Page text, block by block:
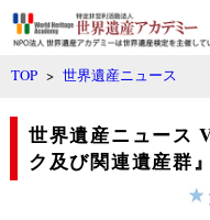
TOP >世界遺産ニュース
世界遺産ニュース
ク及び関連遺産群